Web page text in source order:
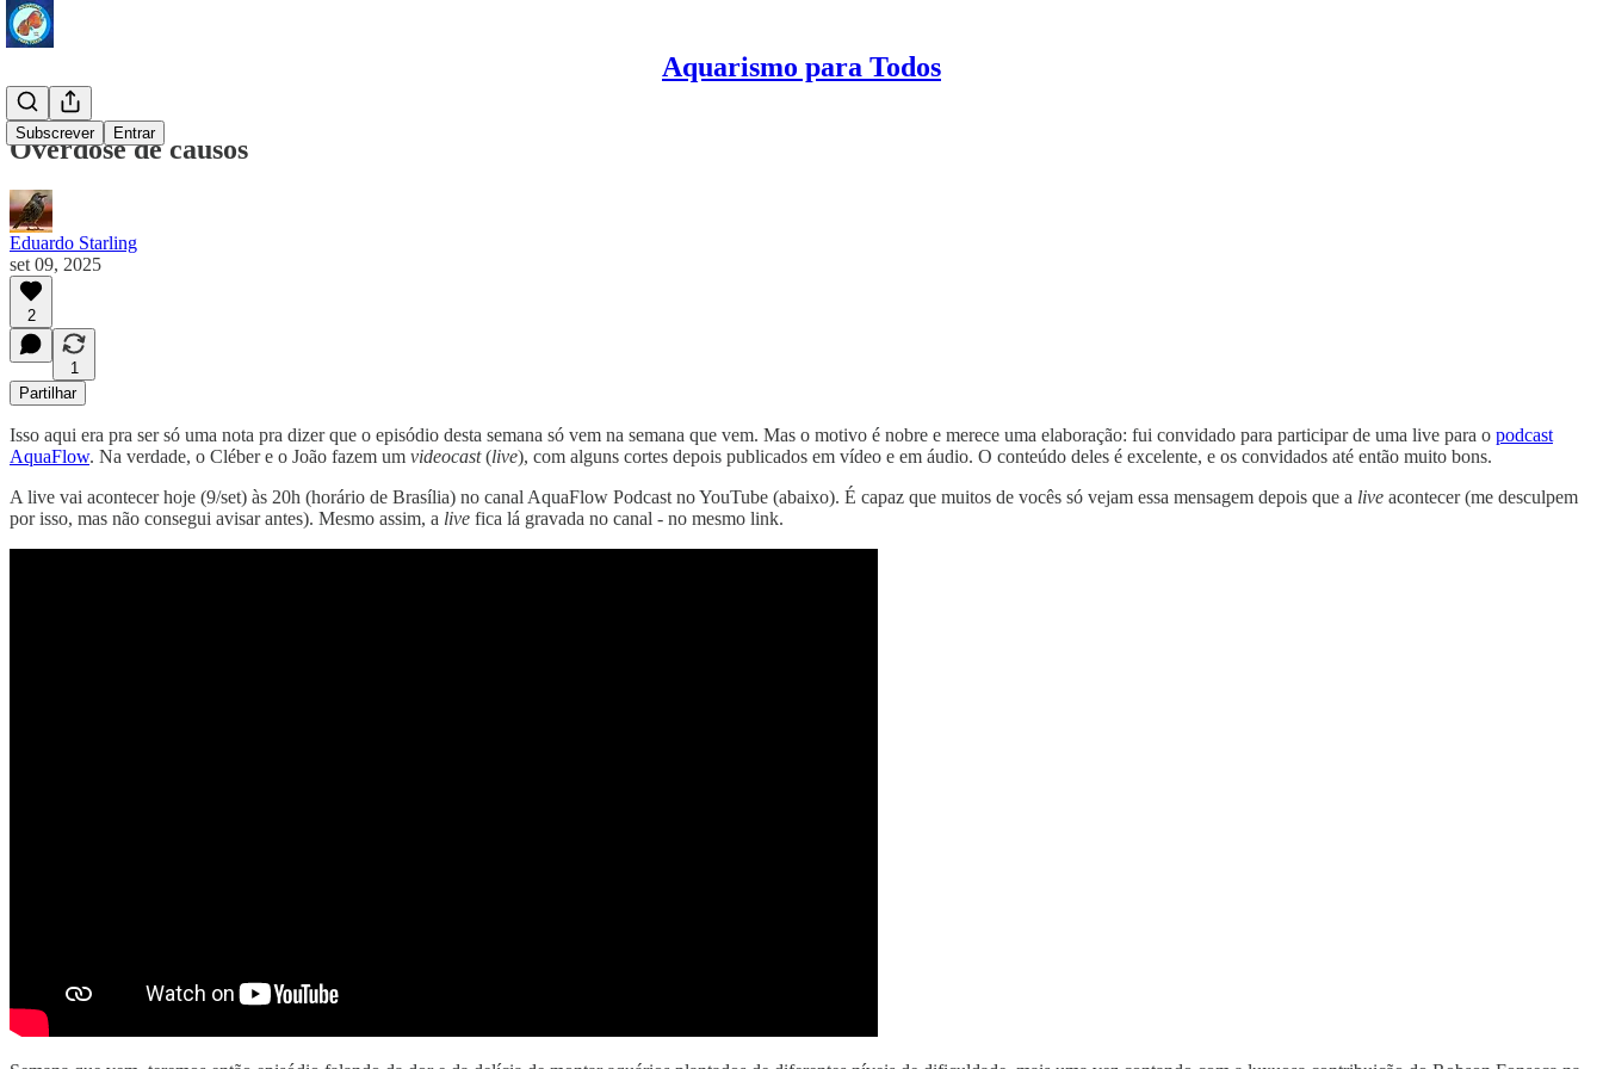
Aquarismo para Todos
Subscrever Entrar
Overdose de causos
Eduardo Starling
set 09, 2025
2
1
Partilhar
Isso aqui era pra ser só uma nota pra dizer que o episódio desta semana só vem na semana que vem. Mas o motivo é nobre e merece uma elaboração: fui convidado para participar de uma live para o podcast
AquaFlow. Na verdade, o Cléber e o João fazem um videocast(live), com alguns cortes depois publicados em vídeo e em áudio. O conteúdo deles é excelente, e os convidados até então muito bons.
A live vai acontecer hoje (9/set) às 20h (horário de Brasília) no canal AquaFlow Podcast no YouTube (abaixo). É capaz que muitos de vocês só vejam essa mensagem depois que a live acontecer (me desculpem
por isso, mas não consegui avisar antes). Mesmo assim, a live fica lá gravada no canal - no mesmo link.